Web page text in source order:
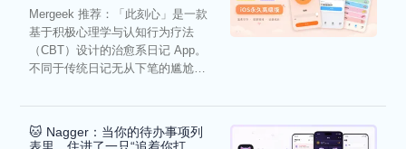
Mergeek 推荐：「此刻心」是一款
基于积极心理学与认知行为疗法
（CBT）设计的治愈系日记 App。
不同于传统日记无从下笔的尴尬，
🐱 Nagger：当你的待办事项列